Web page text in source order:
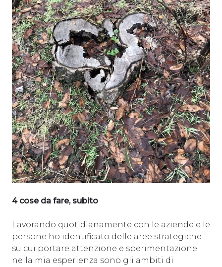
4 cose da fare, subito
Lavorando quotidianamente con le aziende e le
persone ho identificato delle aree strategiche
su cui portare attenzione e sperimentazione:
nella mia esperienza sono gli ambiti di